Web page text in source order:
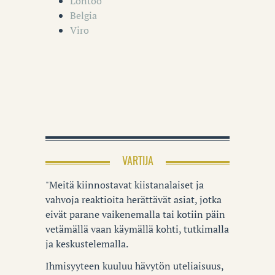
Belgia
Viro
VARTIJA
"Meitä kiinnostavat kiistanalaiset ja
vahvoja reaktioita herättävät asiat, jotka
eivät parane vaikenemalla tai kotiin päin
vetämällä vaan käymällä kohti, tutkimalla
ja keskustelemalla.
Ihmisyyteen kuuluu hävytön uteliaisuus,